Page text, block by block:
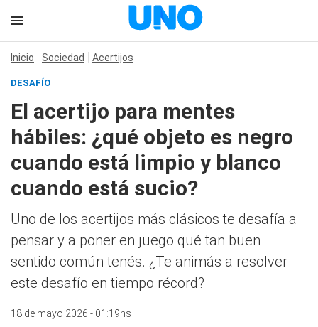
Inicio Sociedad Acertijos
DESAFÍO
El acertijo para mentes
hábiles: ¿qué objeto es negro
cuando está limpio y blanco
cuando está sucio?
Uno de los acertijos más clásicos te desafía a
pensar y a poner en juego qué tan buen
sentido común tenés. ¿Te animás a resolver
este desafío en tiempo récord?
18 de mayo 2026 - 01:19hs